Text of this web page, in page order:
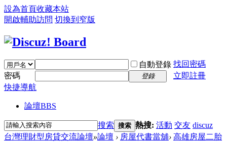
設為首頁收藏本站
開啟輔助訪問 切換到窄版
自動登錄 找回密碼
密碼
登錄
立即註冊
快捷導航
論壇BBS
搜索 搜索 熱搜: 活動 交友 discuz
台灣理財型房貸交流論壇»論壇 › 房屋代書當舖› 高雄房屋二胎